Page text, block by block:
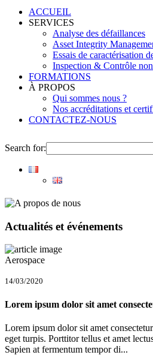
ACCUEIL
SERVICES
Analyse des défaillances
Asset Integrity
Essais de caractérisation
Inspection & Contrôle
FORMATIONS
À PROPOS
Qui sommes nous ?
Nos accréditations et
CONTACTEZ-NOUS
Search for:
Actualités et événements
Aerospace
14/03/2020
Lorem ipsum dolor sit amet
Lorem ipsum dolor sit amet
eget turpis. Porttitor tellus et amet
Sapien at fermentum tempor di...